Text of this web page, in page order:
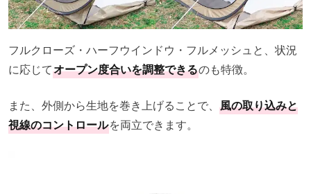
フルクローズ・ハーフウインドウ・フルメッシュと、状況
に応じてオープン度合いを調整できるのも特徴。
また、外側から生地を巻き上げることで、 風の取り込みと
視線のコントロールを両立できます。